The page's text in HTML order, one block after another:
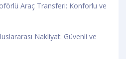
Araç Transferi: Konforlu ve
Nakliyat: Güvenli ve